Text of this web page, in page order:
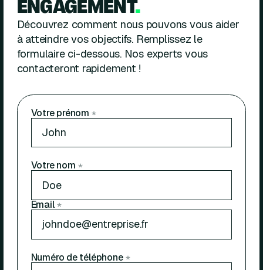
ENGAGEMENT.
Découvrez comment nous pouvons vous aider
à atteindre vos objectifs. Remplissez le
formulaire ci-dessous. Nos experts vous
contacteront rapidement !
Votre prénom
Votre nom
Email
Numéro de téléphone